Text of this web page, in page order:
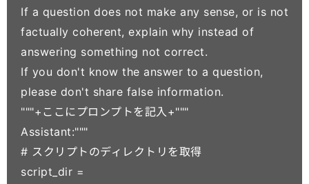
If a question does not make any sense, or is not
factually coherent, explain why instead of
answering something not correct.
If you don't know the answer to a question,
please don't share false information.
"""+ここにプロンプトを記入+"""
Assistant:"""
# スクリプトのディレクトリを取得
script_dir =